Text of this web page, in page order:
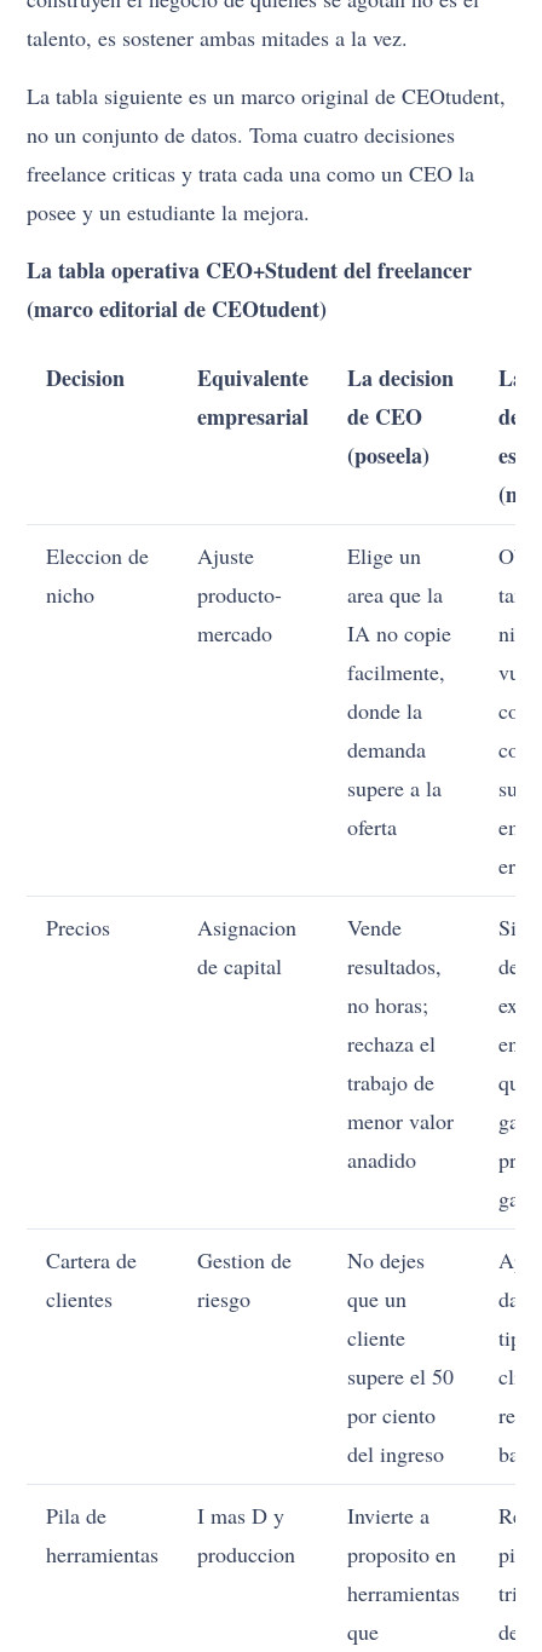
talento, es sostener ambas mitades a la vez.
La tabla siguiente es un marco original de CEOtudent,
no un conjunto de datos. Toma cuatro decisiones
freelance criticas y trata cada una como un CEO la
posee y un estudiante la mejora.
La tabla operativa CEO+Student del freelancer
(marco editorial de CEOtudent)
Decision
Equivalente
empresarial
La decision
de CEO
(poseela)
La
de
Eleccion de
nicho
Ajuste
producto-
mercado
Elige un
area que la
IA no copie
facilmente,
donde la
demanda
supere a la
oferta
tan
con
Precios
Asignacion
de capital
Vende
resultados,
no horas;
rechaza el
trabajo de
menor valor
anadido
de
que
Cartera de
clientes
Gestion de
riesgo
No dejes
que un
cliente
supere el 50
por ciento
del ingreso
tipo
bajo
Pila de
herramientas
I mas D y
produccion
Invierte a
proposito en
herramientas
que
pila